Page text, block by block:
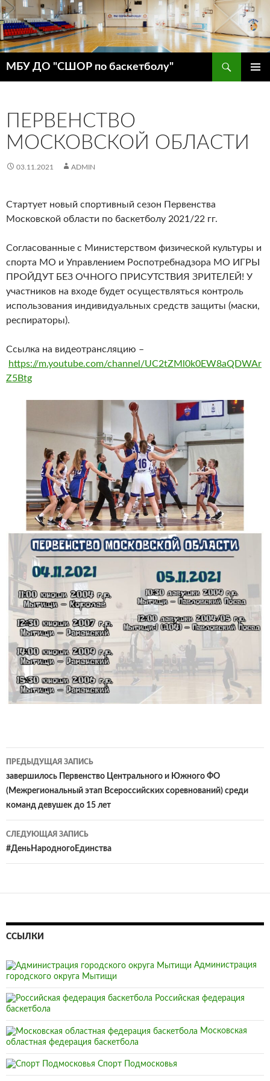
МБУ ДО "СШОР по баскетболу"
ПЕРВЕНСТВО
МОСКОВСКОЙ ОБЛАСТИ
03.11.2021 ADMIN
Стартует новый спортивный сезон Первенства
Московской области по баскетболу 2021/22 гг.
Согласованные с Министерством физической культуры и
спорта МО и Управлением Роспотребнадзора МО ИГРЫ
ПРОЙДУТ БЕЗ ОЧНОГО ПРИСУТСТВИЯ ЗРИТЕЛЕЙ! У
участников на входе будет осуществляться контроль
использования индивидуальных средств защиты (маски,
респираторы).
Ссылка на видеотрансляцию –
https://m.youtube.com/channel/UC2tZMl0k0EW8aQDWAr
Z5Btg
Навигация
по
записям
ПРЕДЫДУЩАЯ ЗАПИСЬ
завершилось Первенство Центрального и Южного ФО
(Межрегиональный этап Всероссийских соревнований) среди
команд девушек до 15 лет
СЛЕДУЮЩАЯ ЗАПИСЬ
#ДеньНародногоЕдинства
ССЫЛКИ
Администрация
городского округа Мытищи
Российская федерация
баскетбола
Московская
областная федерация баскетбола
Спорт Подмосковья